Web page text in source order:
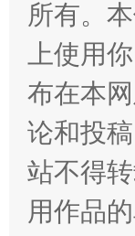
招工
所有。
上使用
布在本
论和投
站不得
用作品